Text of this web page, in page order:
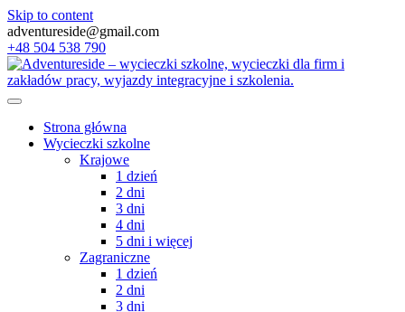
Skip to content
adventureside@gmail.com
+48 504 538 790
Strona główna
Wycieczki szkolne
Krajowe
1 dzień
2 dni
3 dni
4 dni
5 dni i więcej
Zagraniczne
1 dzień
2 dni
3 dni